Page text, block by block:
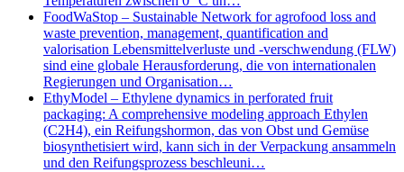
FoodWaStop – Sustainable Network for agrofood loss and
waste prevention, management, quantification and
valorisation Lebensmittelverluste und -verschwendung (FLW)
sind eine globale Herausforderung, die von internationalen
Regierungen und Organisation…
EthyModel – Ethylene dynamics in perforated fruit
packaging: A comprehensive modeling approach Ethylen
(C2H4), ein Reifungshormon, das von Obst und Gemüse
biosynthetisiert wird, kann sich in der Verpackung ansammeln
und den Reifungsprozess beschleuni…